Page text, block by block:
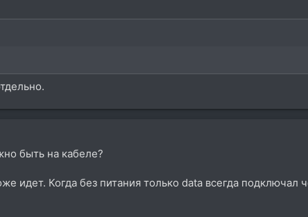
быть на кабеле?
идет. Когда без питания только data всегда подключал